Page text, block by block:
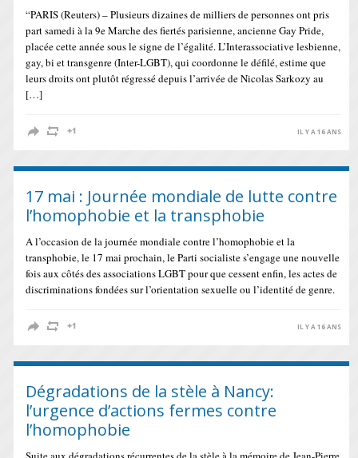
“PARIS (Reuters) – Plusieurs dizaines de milliers de personnes ont pris
part samedi à la 9e Marche des fiertés parisienne, ancienne Gay Pride,
placée cette année sous le signe de l’égalité. L’Interassociative lesbienne,
gay, bi et transgenre (Inter-LGBT), qui coordonne le défilé, estime que
leurs droits ont plutôt régressé depuis l’arrivée de Nicolas Sarkozy au
[…]
IL Y A 16 ANS
17 mai : Journée mondiale de lutte contre
l’homophobie et la transphobie
A l’occasion de la journée mondiale contre l’homophobie et la
transphobie, le 17 mai prochain, le Parti socialiste s’engage une nouvelle
fois aux côtés des associations LGBT pour que cessent enfin, les actes de
discriminations fondées sur l’orientation sexuelle ou l’identité de genre.
IL Y A 16 ANS
Dégradations de la stèle à Nancy:
l’urgence d’actions fermes contre
l’homophobie